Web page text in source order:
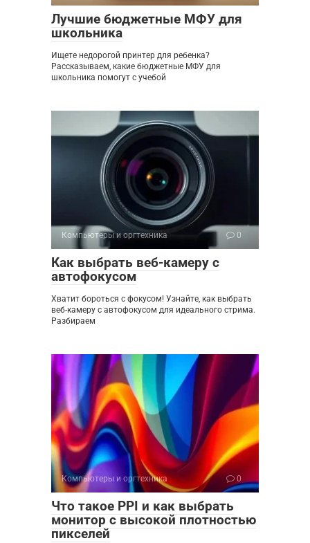
Лучшие бюджетные МФУ для
школьника
Ищете недорогой принтер для ребенка?
Рассказываем, какие бюджетные МФУ для
школьника помогут с учебой
Компьютеры и оргтехника 0
Как выбрать веб-камеру с
автофокусом
Хватит бороться с фокусом! Узнайте, как выбрать
веб-камеру с автофокусом для идеального стрима.
Разбираем
Компьютеры и оргтехника 0
Что такое PPI и как выбрать
монитор с высокой плотностью
пикселей